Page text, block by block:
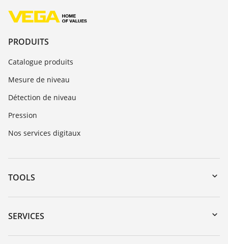
PRODUITS
Catalogue produits
Mesure de niveau
Détection de niveau
Pression
Nos services digitaux
TOOLS
Téléchargements
Recherche par numéro de série
SERVICES
Retour d'appareil